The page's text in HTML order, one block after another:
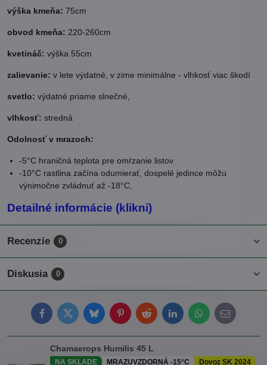
výška kmeňa: 75cm
obvod kmeňa: 220-260cm
kvetináč: výška 55cm
zalievanie: v lete výdatné, v zime minimálne - vlhkosť viac škodí
svetlo: výdatné priame slnečné,
vlhkosť: stredná
Odolnosť v mrazoch:
-5°C hraničná teplota pre omŕzanie listov
-10°C rastlina začína odumierať, dospelé jedince môžu
výnimočne zvládnuť až -18°C,
Detailné informácie (klikni)
Recenzie 0
Diskusia 0
FacebookTwitterBlueskyPinterestRedditLinkedInWhatsApp
E-
mail
Chamaerops Humilis 45 L
NA SKLADE MRAZUVZDORNÁ -15°C Dovoz SK 2024